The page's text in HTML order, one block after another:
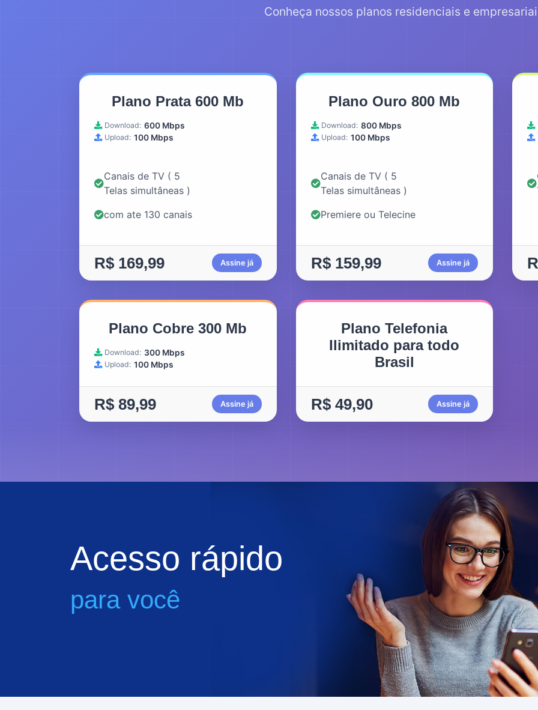
Conheça nossos planos residenciais e
Plano Prata 600 Mb
Download: 600 Mbps
Upload: 100 Mbps
Canais de TV ( 5
Telas simultâneas )
com ate 130 canais
R$ 169,99 Assine já
Plano Ouro 800 Mb
Download: 800 Mbps
Upload: 100 Mbps
Canais de TV ( 5
Telas simultâneas )
Premiere ou Telecine
R$ 159,99 Assine já
Plano Cobre 300 Mb
Download: 300 Mbps
Upload: 100 Mbps
R$ 89,99 Assine já
Plano Telefonia
Ilimitado para todo
Brasil
R$ 49,90 Assine já
Acesso rápido
para você